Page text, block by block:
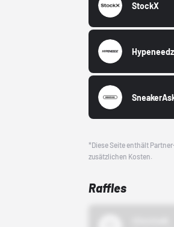
StockX
Hypeneedz
*Diese Seite enthält
zusätzlichen Kosten.
Raffles